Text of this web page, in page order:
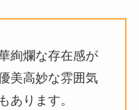
絢爛な存在感が
美高妙な雰囲気
あります。